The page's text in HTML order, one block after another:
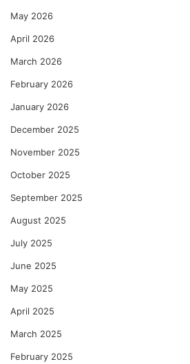
May 2026
April 2026
March 2026
February 2026
January 2026
December 2025
November 2025
October 2025
September 2025
August 2025
July 2025
June 2025
May 2025
April 2025
March 2025
February 2025